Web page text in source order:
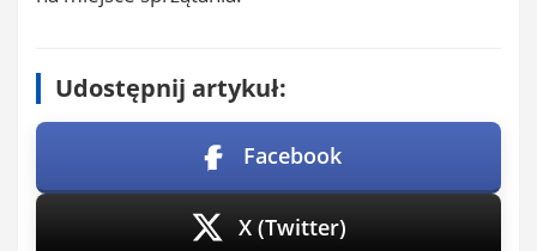
Udostępnij artykuł:
Facebook
X (Twitter)